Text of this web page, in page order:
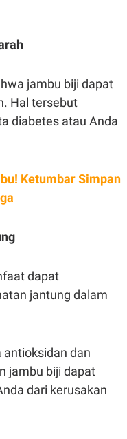
jambu biji dapat
Hal tersebut
diabetes atau Anda
Ketumbar Simpan
dapat
jantung dalam
dan
jambu biji dapat
dari kerusakan